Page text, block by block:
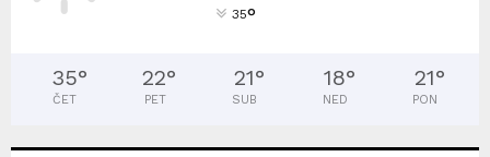
35°
35°
ČET
22°
PET
21°
SUB
18°
NED
21°
PON